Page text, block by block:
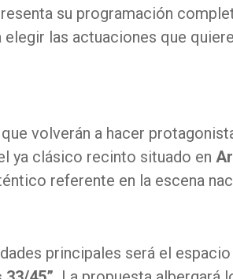
su programación
elegir las actuaciones que
volverán a hacer
ya clásico recinto situado en
referente en la escena
principales será el